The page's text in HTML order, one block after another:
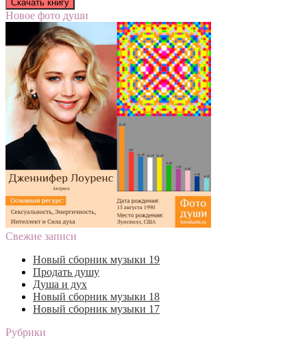
Новое фото души
Свежие записи
Новый сборник музыки 19
Продать душу
Душа и дух
Новый сборник музыки 18
Новый сборник музыки 17
Рубрики